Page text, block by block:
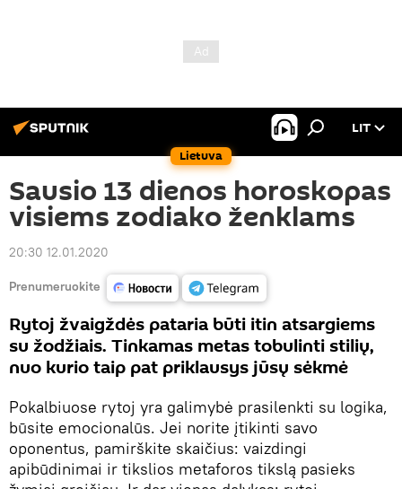
Lietuva
LIT
Sausio 13 dienos horoskopas
visiems zodiako ženklams
20:30 12.01.2020
Prenumeruokite
Rytoj žvaigždės pataria būti itin atsargiems
su žodžiais. Tinkamas metas tobulinti stilių,
nuo kurio taip pat priklausys jūsų sėkmė
Pokalbiuose rytoj yra galimybė prasilenkti su logika,
būsite emocionalūs. Jei norite įtikinti savo
oponentus, pamirškite skaičius: vaizdingi
apibūdinimai ir tikslios metaforos tikslą pasieks